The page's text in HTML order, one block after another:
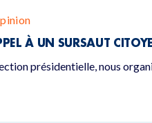
À UN SURSAUT
présidentielle, nous